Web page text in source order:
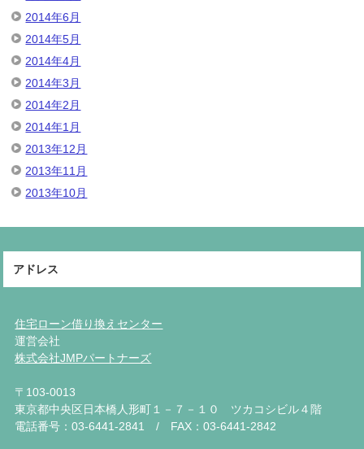
2014年6月
2014年5月
2014年4月
2014年3月
2014年2月
2014年1月
2013年12月
2013年11月
2013年10月
アドレス
住宅ローン借り換えセンター
運営会社
株式会社JMPパートナーズ
〒103-0013
東京都中央区日本橋人形町１－７－１０ ツカコシビル４階
電話番号：03-6441-2841 / FAX：03-6441-2842